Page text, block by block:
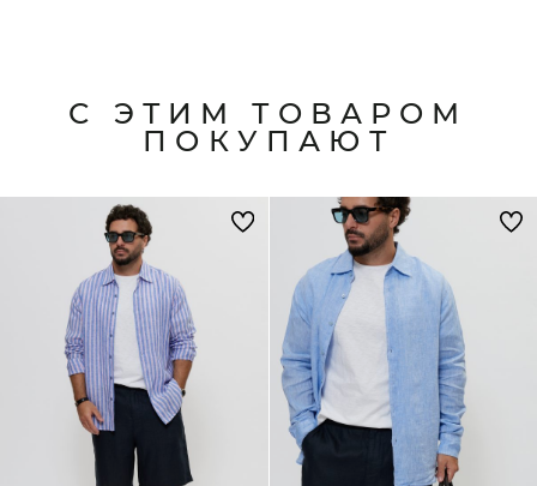
С ЭТИМ ТОВАРОМ
ПОКУПАЮТ